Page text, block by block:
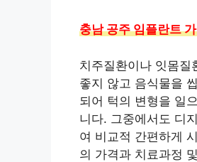
충남 공주 임플란트
치주질환이나 잇몸질
좋지 않고 음식물을
되어 턱의 변형을 일
니다. 그중에서도 디
여 비교적 간편하게
의 가격과 치료과정